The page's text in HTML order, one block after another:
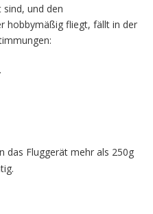
und den
hobbymäßig fliegt, fällt in der
das Fluggerät mehr als 250g